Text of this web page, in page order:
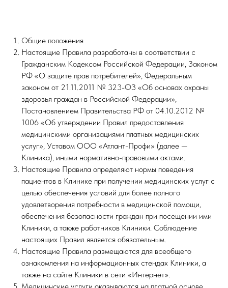
Общие положения
Настоящие Правила разработаны в соответствии с
Гражданским Кодексом Российской Федерации, Законом
РФ «О защите прав потребителей», Федеральным
законом от 21.11.2011 № 323-ФЗ «Об основах охраны
здоровья граждан в Российской Федерации»,
Постановлением Правительства РФ от 04.10.2012 №
1006 «Об утверждении Правил предоставления
медицинскими организациями платных медицинских
услуг», Уставом ООО «Атлант-Профи» (далее —
Клиника), иными нормативно-правовыми актами.
Настоящие Правила определяют нормы поведения
пациентов в Клинике при получении медицинских услуг с
целью обеспечения условий для более полного
удовлетворения потребности в медицинской помощи,
обеспечения безопасности граждан при посещении ими
Клиники, а также работников Клиники. Соблюдение
настоящих Правил является обязательным.
Настоящие Правила размещаются для всеобщего
ознакомления на информационных стендах Клиники, а
также на сайте Клиники в сети «Интернет».